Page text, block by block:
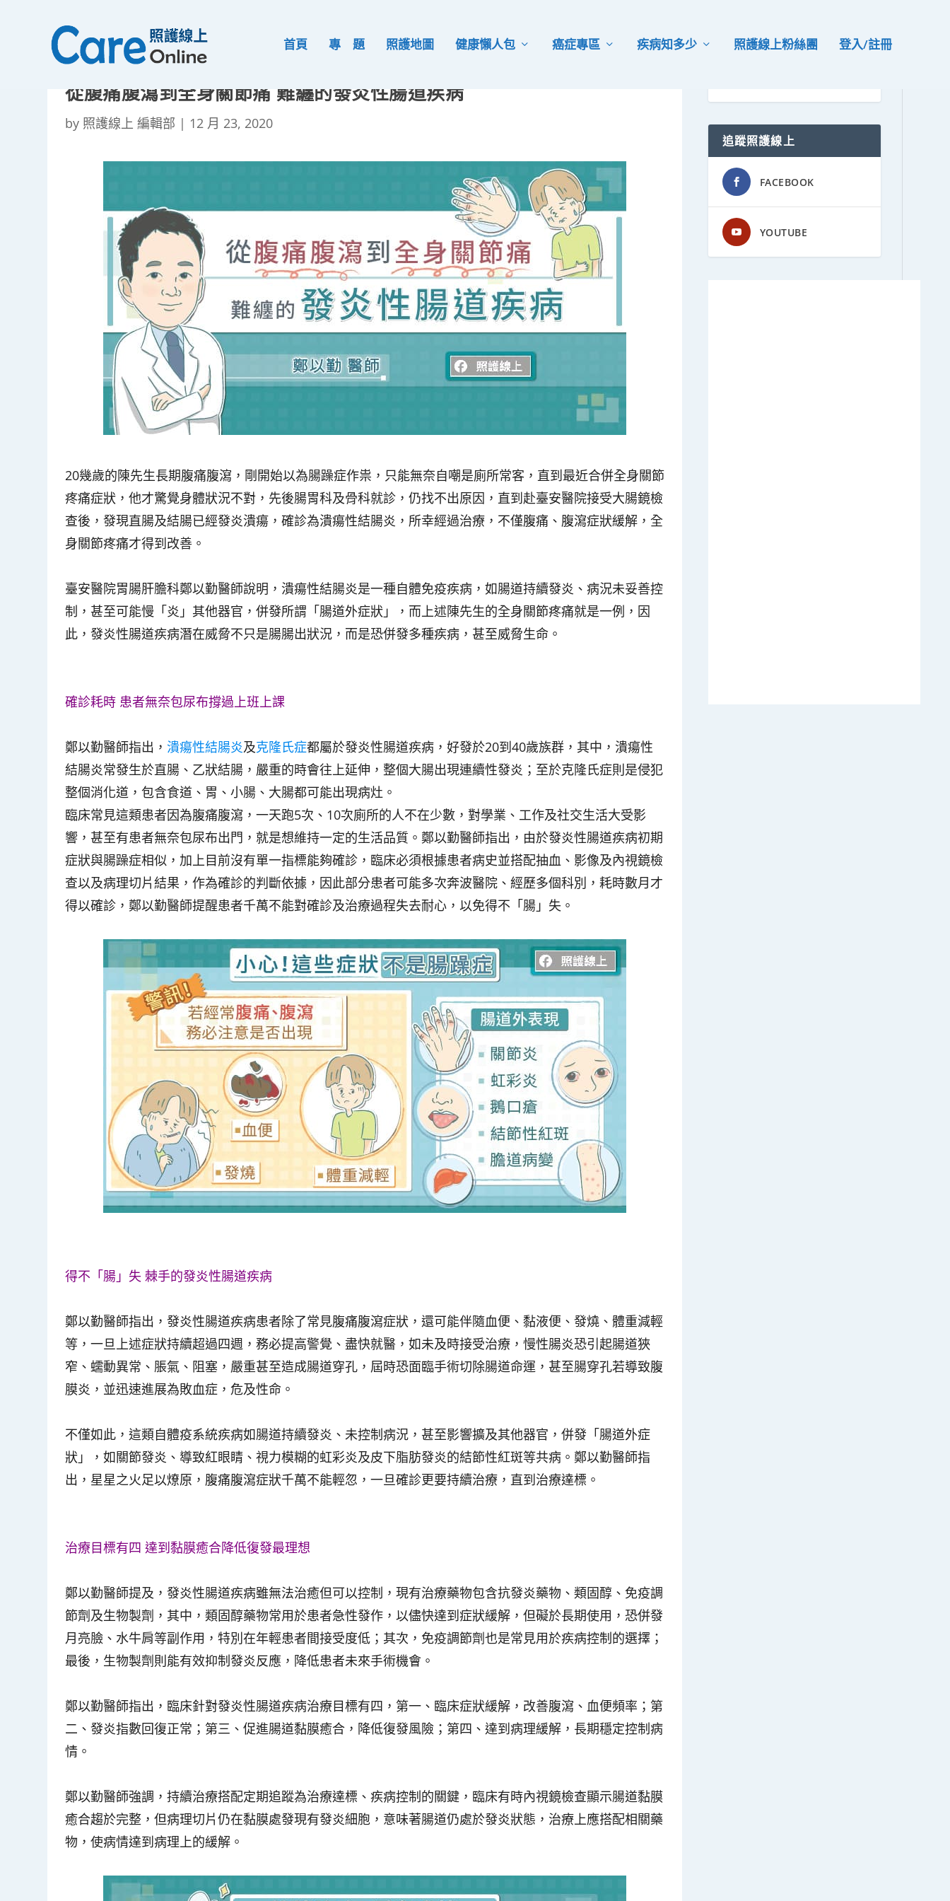
首頁 專 題 照護地圖 健康懶人包 癌症專區 疾病知多少 照護線上粉絲團 登入/註冊
從腹痛腹瀉到全身關節痛 難纏的發炎性腸道疾病
by 照護線上 編輯部 | 12 月 23, 2020
20幾歲的陳先生長期腹痛腹瀉，剛開始以為腸躁症作祟，只能無奈自嘲是廁所常客，直到最近合併全身關節
疼痛症狀，他才驚覺身體狀況不對，先後腸胃科及骨科就診，仍找不出原因，直到赴臺安醫院接受大腸鏡檢
查後，發現直腸及結腸已經發炎潰瘍，確診為潰瘍性結腸炎，所幸經過治療，不僅腹痛、腹瀉症狀緩解，全
身關節疼痛才得到改善。
臺安醫院胃腸肝膽科鄭以勤醫師說明，潰瘍性結腸炎是一種自體免疫疾病，如腸道持續發炎、病況未妥善控
制，甚至可能慢「炎」其他器官，併發所謂「腸道外症狀」，而上述陳先生的全身關節疼痛就是一例，因
此，發炎性腸道疾病潛在威脅不只是腸腸出狀況，而是恐併發多種疾病，甚至威脅生命。
確診耗時 患者無奈包尿布撐過上班上課
鄭以勤醫師指出，潰瘍性結腸炎及克隆氏症都屬於發炎性腸道疾病，好發於20到40歲族群，其中，潰瘍性
結腸炎常發生於直腸、乙狀結腸，嚴重的時會往上延伸，整個大腸出現連續性發炎；至於克隆氏症則是侵犯
整個消化道，包含食道、胃、小腸、大腸都可能出現病灶。
臨床常見這類患者因為腹痛腹瀉，一天跑5次、10次廁所的人不在少數，對學業、工作及社交生活大受影
響，甚至有患者無奈包尿布出門，就是想維持一定的生活品質。鄭以勤醫師指出，由於發炎性腸道疾病初期
症狀與腸躁症相似，加上目前沒有單一指標能夠確診，臨床必須根據患者病史並搭配抽血、影像及內視鏡檢
查以及病理切片結果，作為確診的判斷依據，因此部分患者可能多次奔波醫院、經歷多個科別，耗時數月才
得以確診，鄭以勤醫師提醒患者千萬不能對確診及治療過程失去耐心，以免得不「腸」失。
得不「腸」失 棘手的發炎性腸道疾病
鄭以勤醫師指出，發炎性腸道疾病患者除了常見腹痛腹瀉症狀，還可能伴隨血便、黏液便、發燒、體重減輕
等，一旦上述症狀持續超過四週，務必提高警覺、盡快就醫，如未及時接受治療，慢性腸炎恐引起腸道狹
窄、蠕動異常、脹氣、阻塞，嚴重甚至造成腸道穿孔，屆時恐面臨手術切除腸道命運，甚至腸穿孔若導致腹
膜炎，並迅速進展為敗血症，危及性命。
不僅如此，這類自體疫系統疾病如腸道持續發炎、未控制病況，甚至影響擴及其他器官，併發「腸道外症
狀」，如關節發炎、導致紅眼睛、視力模糊的虹彩炎及皮下脂肪發炎的結節性紅斑等共病。鄭以勤醫師指
出，星星之火足以燎原，腹痛腹瀉症狀千萬不能輕忽，一旦確診更要持續治療，直到治療達標。
治療目標有四 達到黏膜癒合降低復發最理想
鄭以勤醫師提及，發炎性腸道疾病雖無法治癒但可以控制，現有治療藥物包含抗發炎藥物、類固醇、免疫調
節劑及生物製劑，其中，類固醇藥物常用於患者急性發作，以儘快達到症狀緩解，但礙於長期使用，恐併發
月亮臉、水牛肩等副作用，特別在年輕患者間接受度低；其次，免疫調節劑也是常見用於疾病控制的選擇；
最後，生物製劑則能有效抑制發炎反應，降低患者未來手術機會。
鄭以勤醫師指出，臨床針對發炎性腸道疾病治療目標有四，第一、臨床症狀緩解，改善腹瀉、血便頻率；第
二、發炎指數回復正常；第三、促進腸道黏膜癒合，降低復發風險；第四、達到病理緩解，長期穩定控制病
情。
鄭以勤醫師強調，持續治療搭配定期追蹤為治療達標、疾病控制的關鍵，臨床有時內視鏡檢查顯示腸道黏膜
癒合趨於完整，但病理切片仍在黏膜處發現有發炎細胞，意味著腸道仍處於發炎狀態，治療上應搭配相關藥
物，使病情達到病理上的緩解。
追蹤照護線上
FACEBOOK
YOUTUBE